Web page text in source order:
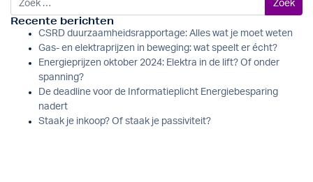
Recente berichten
CSRD duurzaamheidsrapportage: Alles wat je moet weten
Gas- en elektraprijzen in beweging: wat speelt er écht?
Energieprijzen oktober 2024: Elektra in de lift? Of onder
spanning?
De deadline voor de Informatieplicht Energiebesparing
nadert
Staak je inkoop? Of staak je passiviteit?